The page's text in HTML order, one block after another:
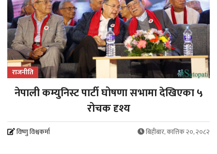
राजनीति
नेपाली कम्युनिस्ट पार्टी घोषणा सभामा देखिएका ५
रोचक दृश्य
विष्णु विश्वकर्मा बिहीबार, कात्तिक २०, २०८२